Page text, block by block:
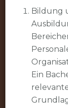
Bildung
Ein